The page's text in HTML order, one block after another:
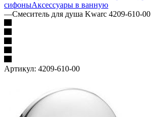
сифоныАксессуары в ванную
—Смеситель для душа Kwarc 4209-610-00
Артикул: 4209-610-00